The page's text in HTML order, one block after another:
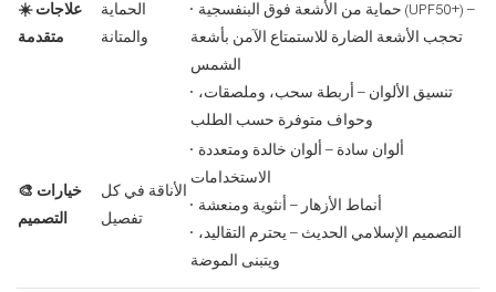
☀️ علاجات
متقدمة
الحماية
والمتانة
• حماية من الأشعة فوق البنفسجية (UPF50+) –
تحجب الأشعة الضارة للاستمتاع الآمن بأشعة
الشمس
• تنسيق الألوان – أربطة سحب، وملصقات،
وحواف متوفرة حسب الطلب
🎨 خيارات
التصميم
الأناقة في كل
تفصيل
• ألوان سادة – ألوان خالدة ومتعددة
الاستخدامات
• أنماط الأزهار – أنثوية ومنعشة
• التصميم الإسلامي الحديث – يحترم التقاليد،
ويتبنى الموضة